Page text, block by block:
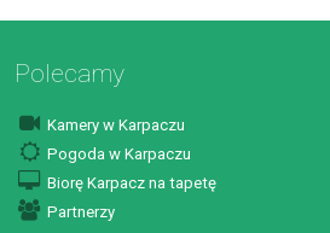
Polecamy
Kamery w Karpaczu
Pogoda w Karpaczu
Biorę Karpacz na tapetę
Partnerzy